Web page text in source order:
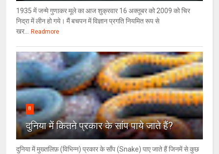
1935 में जन्मे गुणाकर मूले का आज शुक्रवार 16 अक्तूबर को 2009 को चिर
निद्रा में लीन हो गये। मैं बचपन में विज्ञान प्रगति नियमित रूप से
खर...
Readmore
8
दुनिया में कितने प्रकार के सांप पाये जाते हैं?
दुनिया में मुख्तलिफ़ (विभिन्न) प्रकार के साँप (Snake) पाए जाते हैं जिनमें से कुछ